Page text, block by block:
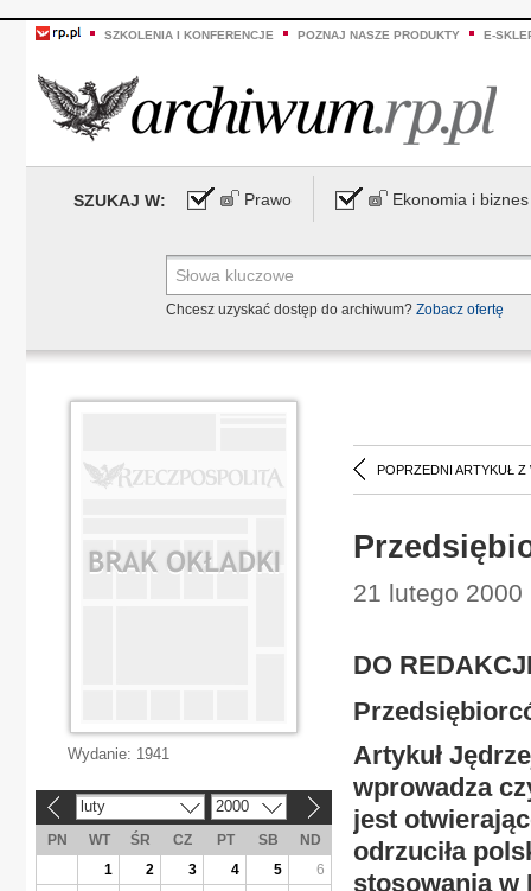
SZKOLENIA I KONFERENCJE POZNAJ NASZE PRODUKTY E-
SZUKAJ W: Prawo Ekonomia i biznes
Chcesz uzyskać dostęp do archiwum? Zobacz ofertę
POPRZEDNI ARTYKUŁ Z
21 lutego 2000
DO
Artykuł
wprowadza
jest
odrzuciła
stosowania w
Wydanie: 1941
luty 2000
PN WT ŚR CZ PT SB
ND
1
2 3 4 5
6